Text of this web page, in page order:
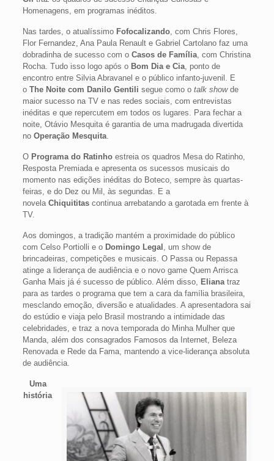
Homenagens, em programas inéditos.
Nas tardes, o atualíssimo Fofocalizando, com Chris Flores,
Flor Fernandez, Ana Paula Renault e Gabriel Cartolano faz uma
dobradinha de sucesso com o Casos de Família, com Christina
Rocha. Tudo isso logo após o Bom Dia e Cia, ponto de
encontro entre Silvia Abravanel e o público infanto-juvenil. E
o The Noite com Danilo Gentili segue como o talk showde
maior sucesso na TV e nas redes sociais, com entrevistas
inéditas e que repercutem em todos os lugares. Para fechar a
noite, Otávio Mesquita é garantia de uma madrugada divertida
no Operação Mesquita.
O Programa do Ratinhoestreia os quadros Mesa do Ratinho,
Resposta Premiada e apresenta os sucessos musicais do
momento nas edições inéditas do Boteco, sempre às quartas-
feiras, e do Dez ou Mil, às segundas. E a
novela Chiquititascontinua arrebatando a garotada em frente à
TV.
Aos domingos, a tradição mantém a proximidade do público
com Celso Portiolli e o Domingo Legal , um show de
brincadeiras, competições e musicais. O Passa ou Repassa
atinge a liderança de audiência e o novo game Quem Arrisca
Ganha Mais já é sucesso de público. Além disso, Elianatraz
para as tardes o programa que tem a cara da família brasileira,
mesclando emoção, diversão e atualidades. A apresentadora sai
do estúdio e viaja pelo Brasil mostrando a intimidade das
celebridades, e traz a nova temporada do Minha Mulher que
Manda, além dos consagrados Famosos da Internet, Beleza
Renovada e Rede da Fama, mantendo a vice-liderança absoluta
de audiência.
Uma
história